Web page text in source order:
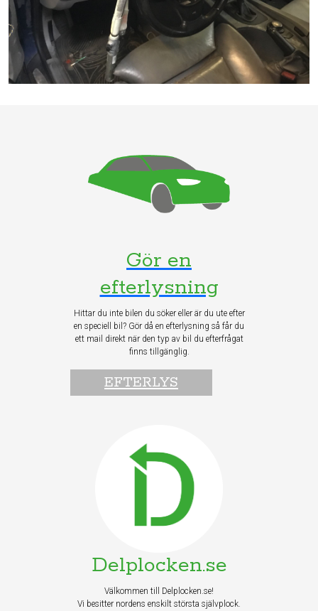
Gör en
efterlysning
Hittar du inte bilen du söker eller är du ute efter
en speciell bil? Gör då en efterlysning så får du
ett mail direkt när den typ av bil du efterfrågat
finns tillgänglig.
EFTERLYS
Delplocken.se
Välkommen till Delplocken.se!
Vi besitter nordens enskilt största självplock.